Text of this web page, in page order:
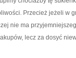
Przecież jeżeli w
nie ma
lecz za dosyć